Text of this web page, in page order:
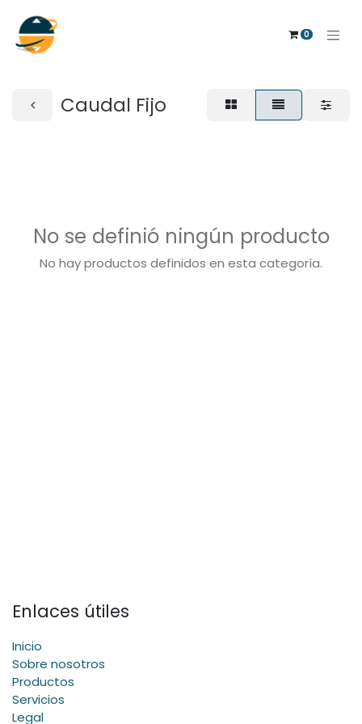
0
Caudal Fijo
No se definió ningún producto
No hay productos definidos en esta categoría.
Enlaces útiles
Inicio
Sobre nosotros
Productos
Servicios
Legal